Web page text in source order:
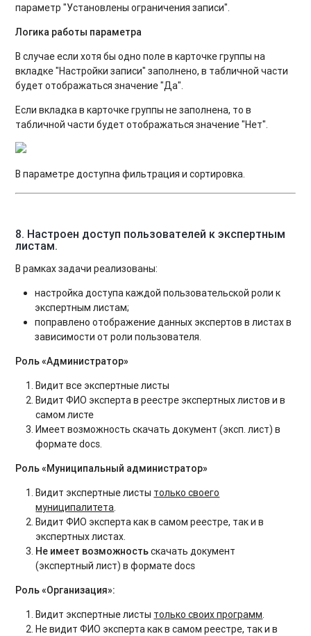
параметр "Установлены ограничения записи".
Логика работы параметра
В случае если хотя бы одно поле в карточке группы на
вкладке "Настройки записи" заполнено, в табличной части
будет отображаться значение "Да".
Если вкладка в карточке группы не заполнена, то в
табличной части будет отображаться значение "Нет".
В параметре доступна фильтрация и сортировка.
8. Настроен доступ пользователей к экспертным
листам.
В рамках задачи реализованы:
настройка доступа каждой пользовательской роли к
экспертным листам;
поправлено отображение данных экспертов в листах в
зависимости от роли пользователя.
Роль «Администратор»
Видит все экспертные листы
Видит ФИО эксперта в реестре экспертных листов и в
самом листе
Имеет возможность скачать документ (эксп. лист) в
формате docs.
Роль «Муниципальный администратор»
Видит экспертные листы только своего
муниципалитета
Видит ФИО эксперта как в самом реестре, так и в
экспертных листах.
Не имеет возможностьскачать документ
(экспертный лист) в формате docs
Роль «Организация»:
Видит экспертные листы только своих программ
Не видит ФИО эксперта как в самом реестре, так и в